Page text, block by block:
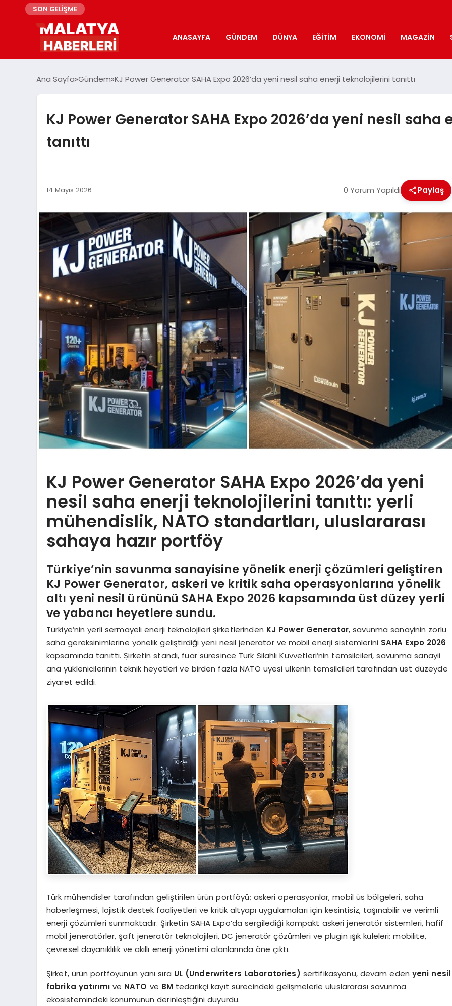
SON GELİŞME
ANASAYFA GÜNDEM DÜNYA EĞITIM EKONOMI MAGAZIN
Ana Sayfa Gündem KJ Power Generator SAHA Expo 2026’da yeni nesil saha enerji teknolojilerini tanıttı
KJ Power Generator SAHA Expo 2026’da yeni nesil
tanıttı
14 Mayıs 2026 0 Yorum Yapıldı Paylaş
KJ Power Generator SAHA Expo 2026’da yeni
nesil saha enerji teknolojilerini tanıttı: yerli
mühendislik, NATO standartları, uluslararası
sahaya hazır portföy
Türkiye’nin savunma sanayisine yönelik enerji çözümleri geliştiren
KJ Power Generator, askeri ve kritik saha operasyonlarına yönelik
altı yeni nesil ürününü SAHA Expo 2026 kapsamında üst düzey yerli
ve yabancı heyetlere sundu.
Türkiye’nin yerli sermayeli enerji teknolojileri şirketlerinden KJ Power Generator, savunma sanayinin zorlu
saha gereksinimlerine yönelik geliştirdiği yeni nesil jeneratör ve mobil enerji sistemlerini SAHA Expo 2026
kapsamında tanıttı. Şirketin standı, fuar süresince Türk Silahlı Kuvvetleri’nin temsilcileri, savunma sanayii
ana yüklenicilerinin teknik heyetleri ve birden fazla NATO üyesi ülkenin temsilcileri tarafından üst düzeyde
ziyaret edildi.
Türk mühendisler tarafından geliştirilen ürün portföyü; askeri operasyonlar, mobil üs bölgeleri, saha
haberleşmesi, lojistik destek faaliyetleri ve kritik altyapı uygulamaları için kesintisiz, taşınabilir ve verimli
enerji çözümleri sunmaktadır. Şirketin SAHA Expo’da sergilediği kompakt askeri jeneratör sistemleri, hafif
mobil jeneratörler, şaft jeneratör teknolojileri, DC jeneratör çözümleri ve plugin ışık kuleleri; mobilite,
çevresel dayanıklılık ve akıllı enerji yönetimi alanlarında öne çıktı.
Şirket, ürün portföyünün yanı sıra UL (Underwriters Laboratories) sertifikasyonu, devam eden yeni nesil
fabrika yatırımıve NATO ve BM tedarikçi kayıt sürecindeki gelişmelerle uluslararası savunma
ekosistemindeki konumunun derinleştiğini duyurdu.